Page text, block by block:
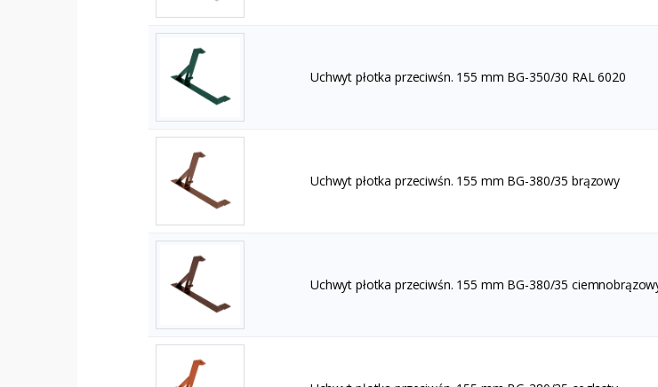
Uchwyt płotka przeciwśn. 155 mm BG-350/30 RAL 6020
Uchwyt płotka przeciwśn. 155 mm BG-380/35 brązowy
Uchwyt płotka przeciwśn. 155 mm BG-380/35